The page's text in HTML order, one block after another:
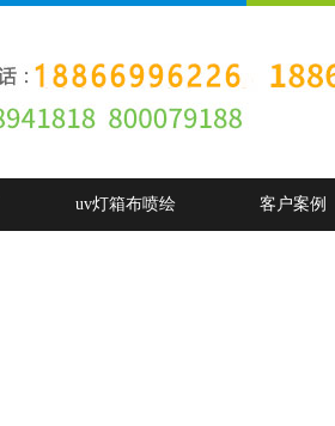
uv灯箱布喷绘 客户案例